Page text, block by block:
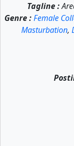
Tagline :
Genre :Female
Masturbation,